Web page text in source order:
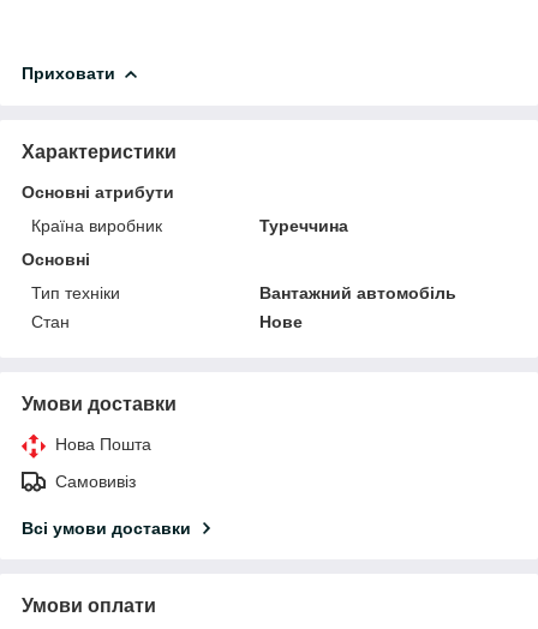
Приховати
Характеристики
Основні атрибути
Країна виробник
Туреччина
Основні
Тип техніки
Вантажний автомобіль
Стан
Нове
Умови доставки
Нова Пошта
Самовивіз
Всі умови доставки
Умови оплати